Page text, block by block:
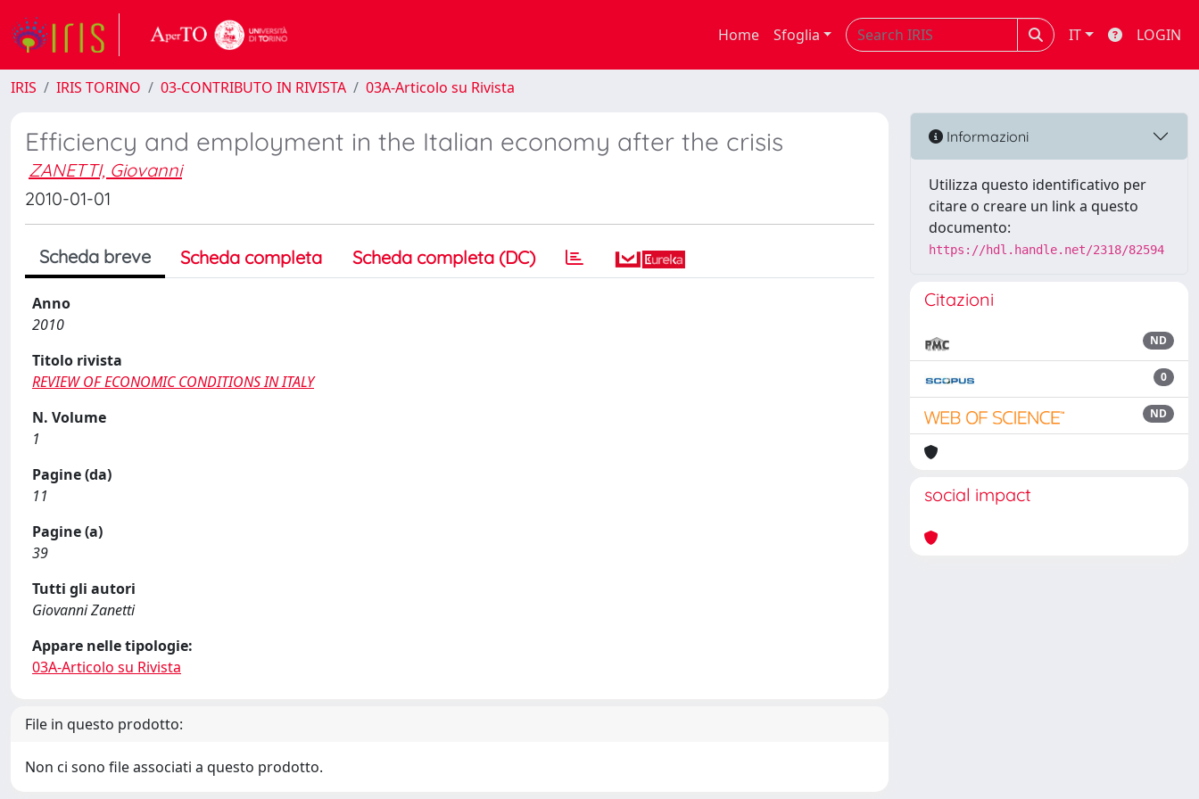
Home Sfoglia IT LOGIN
IRIS IRIS TORINO 03-CONTRIBUTO IN RIVISTA 03A-Articolo su Rivista
Efficiency and employment in the Italian economy after the crisis
ZANETTI, Giovanni
2010-01-01
Scheda breve Scheda completa Scheda completa (DC)
Anno
2010
Titolo rivista
REVIEW OF ECONOMIC CONDITIONS IN ITALY
N. Volume
1
Pagine (da)
11
Pagine (a)
39
Tutti gli autori
Giovanni Zanetti
Appare nelle tipologie:
03A-Articolo su Rivista
File in questo prodotto:
Non ci sono file associati a questo prodotto.
Informazioni
Utilizza questo identificativo per
citare o creare un link a questo
documento:
https://hdl.handle.net/2318/82594
Citazioni
ND
0
ND
social impact